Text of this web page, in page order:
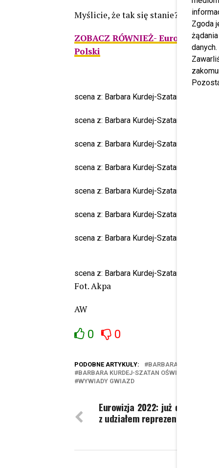
Zgoda
danych.
Myślicie, że tak się stanie?
ZOBACZ RÓWNIEŻ- Eurowizja
Polski
scena z: Barbara Kurdej-Szatan, SK:, ,
scena z: Barbara Kurdej-Szatan, fot.
scena z: Barbara Kurdej-Szatan, SK:, ,
scena z: Barbara Kurdej-Szatan, SK:, , fot.
scena z: Barbara Kurdej-Szatan, SK:, ,
scena z: Barbara Kurdej-Szatan, SK:, , fot.
scena z: Barbara Kurdej-Szatan, fot.
scena z: Barbara Kurdej-Szatan, Rafał
Fot. Akpa
AW
0 0
PODOBNE ARTYKUŁY:
BARBARA KURDEJ-
BARBARA KURDEJ-SZATAN OŚWIADCZENIE
WYWIADY GWIAZD
Eurowizja 2022: już dziś drugi
z udziałem reprezentanta